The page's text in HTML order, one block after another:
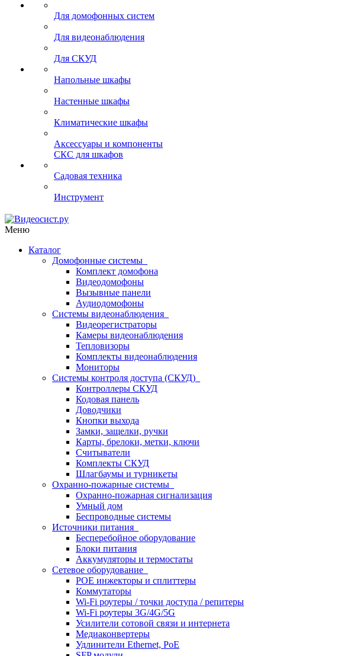
Для домофонных систем
Для видеонаблюдения
Для СКУД
Напольные шкафы
Настенные шкафы
Климатические шкафы
Аксессуары и компоненты
СКС для шкафов
Садовая техника
Инструмент
Меню
Каталог
Домофонные системы
Комплект домофона
Видеодомофоны
Вызывные панели
Аудиодомофоны
Системы видеонаблюдения
Видеорегистраторы
Камеры видеонаблюдения
Тепловизоры
Комплекты видеонаблюдения
Мониторы
Системы контроля доступа (СКУД)
Контроллеры СКУД
Кодовая панель
Доводчики
Кнопки выхода
Замки, защелки, ручки
Карты, брелоки, метки, ключи
Считыватели
Комплекты СКУД
Шлагбаумы и турникеты
Охранно-пожарные системы
Охранно-пожарная сигнализация
Умный дом
Беспроводные системы
Источники питания
Бесперебойное оборудование
Блоки питания
Аккумуляторы и термостаты
Сетевое оборудование
POE инжекторы и сплиттеры
Коммутаторы
Wi-Fi роутеры / точки доступа / репитеры
Wi-Fi роутеры 3G/4G/5G
Усилители сотовой связи и интернета
Медиаконвертеры
Удлинители Ethernet, PoE